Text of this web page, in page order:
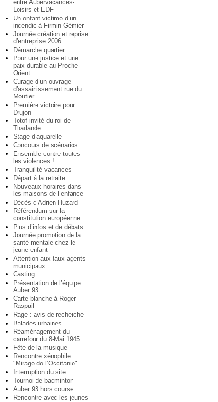
entre Aubervacances-
Loisirs et EDF
Un enfant victime d’un
incendie à Firmin Gémier
Journée création et reprise
d’entreprise 2006
Démarche quartier
Pour une justice et une
paix durable au Proche-
Orient
Curage d’un ouvrage
d’assainissement rue du
Moutier
Première victoire pour
Drujon
Totof invité du roi de
Thaïlande
Stage d’aquarelle
Concours de scénarios
Ensemble contre toutes
les violences !
Tranquilité vacances
Départ à la retraite
Nouveaux horaires dans
les maisons de l’enfance
Décès d’Adrien Huzard
Référendum sur la
constitution européenne
Plus d’infos et de débats
Journée promotion de la
santé mentale chez le
jeune enfant
Attention aux faux agents
municipaux
Casting
Présentation de l’équipe
Auber 93
Carte blanche à Roger
Raspail
Rage : avis de recherche
Balades urbaines
Réaménagement du
carrefour du 8-Mai 1945
Fête de la musique
Rencontre xénophile
"Mirage de l’Occitanie"
Interruption du site
Tournoi de badminton
Auber 93 hors course
Rencontre avec les jeunes